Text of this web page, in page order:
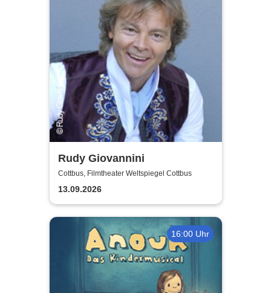
Rudy Giovannini
Cottbus, Filmtheater Weltspiegel Cottbus
13.09.2026
16:00 Uhr